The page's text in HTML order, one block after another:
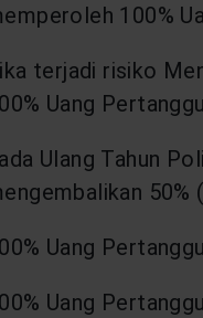
100%
terjadi risiko
Uang
Ulang Tahun
Uang
Uang